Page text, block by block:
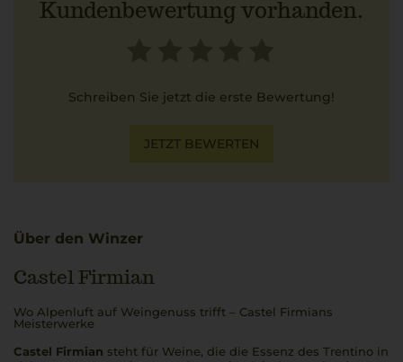
Kundenbewertung vorhanden.
Schreiben Sie jetzt die erste Bewertung!
JETZT BEWERTEN
Über den Winzer
Castel Firmian
Wo Alpenluft auf Weingenuss trifft – Castel Firmians
Meisterwerke
Castel Firmian steht für Weine, die die Essenz des Trentino in